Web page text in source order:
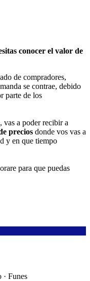
conocer el valor de
de compradores,
se contrae, debido
parte de los
vas a poder recibir a
precios donde vos vas a
y en que tiempo
para que puedas
Funes